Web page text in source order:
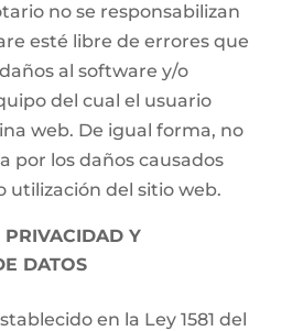
no se responsabilizan
esté libre de errores que
al software y/o
del cual el usuario
web. De igual forma, no
por los daños causados
utilización del sitio web.
Y
DATOS
en la Ley 1581 del